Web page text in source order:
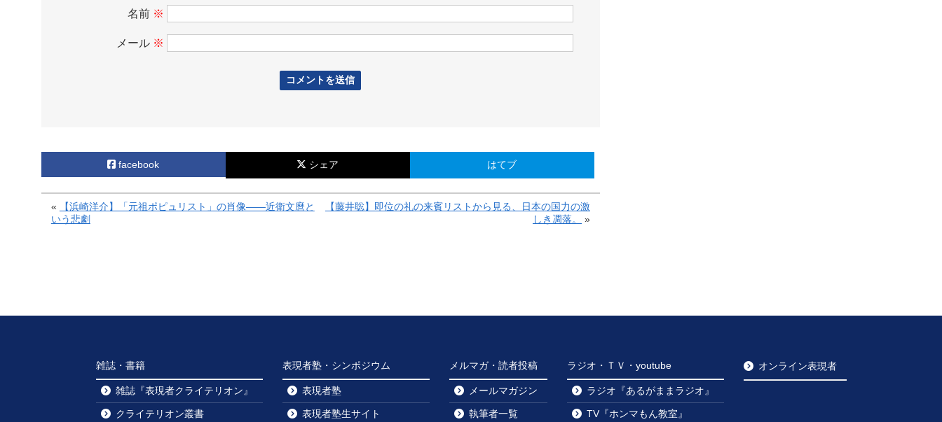
名前 ※
メール ※
facebook シェア はてブ
«
【浜崎洋介】「元祖ポピュリスト」の肖像――近衛文麿と
いう悲劇
【藤井聡】即位の礼の来賓リストから見る、日本の国力の激
しき凋落。
»
雑誌・書籍
雑誌『表現者クライテリオン』
クライテリオン叢書
表現者塾・シンポジウム
表現者塾
表現者塾生サイト
メルマガ・読者投稿
メールマガジン
執筆者一覧
ラジオ・ＴＶ・youtube
ラジオ『あるがままラジオ』
TV『ホンマもん教室』
オンライン表現者